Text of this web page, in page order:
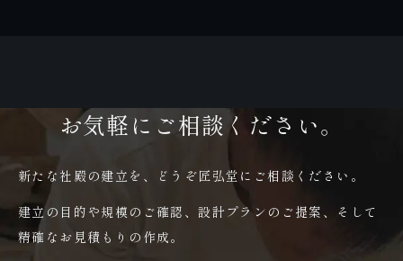
お気軽にご相談ください。
新たな社殿の建立を、どうぞ匠弘堂にご相談ください。
建立の目的や規模のご確認、設計プランのご提案、そして
精確なお見積もりの作成。